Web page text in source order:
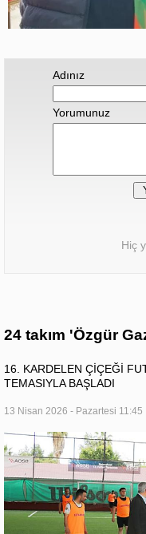
Adınız
Yorumunuz
Hiç
24 takım 'Özgür
16. KARDELEN ÇİÇEĞİ
TEMASIYLA BAŞLADI
13 Nisan 2026 - Pazartesi 11:45